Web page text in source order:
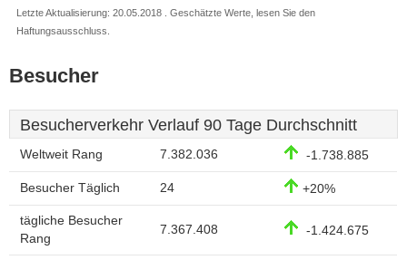
Letzte Aktualisierung: 20.05.2018 . Geschätzte Werte, lesen Sie den
Haftungsausschluss.
Besucher
Besucherverkehr Verlauf 90 Tage Durchschnitt
Weltweit Rang 7.382.036 -1.738.885
Besucher Täglich 24 +20%
tägliche Besucher
Rang
7.367.408 -1.424.675